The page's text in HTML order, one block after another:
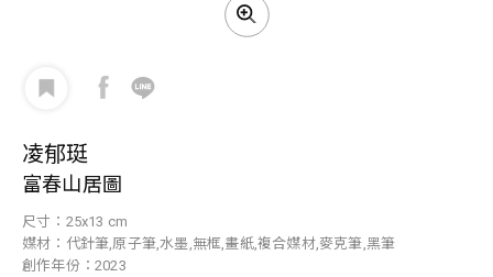
凌郁珽
富春山居圖
尺寸：25x13 cm
媒材：代針筆,原子筆,水墨,無框,畫紙,複合媒材,麥克筆,黑筆
創作年份：2023